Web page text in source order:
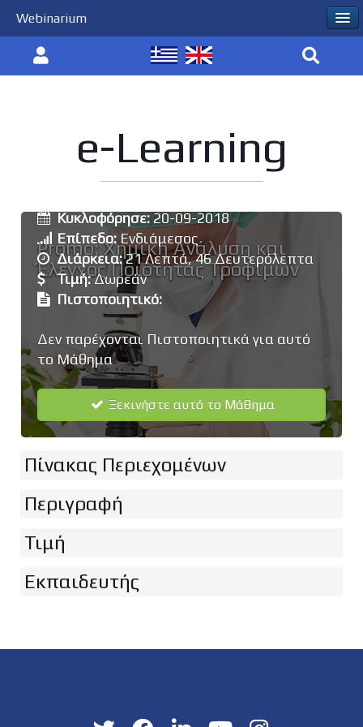
e-Learning
Promo: Χημική Ανάλυση και
Έλεγχος Ποιότητας Τροφίμων
Κυκλοφόρησε:20-09-2018
Επίπεδο: Ενδιάμεσος
Διάρκεια: 21 Λεπτά, 46 Δευτερόλεπτα
Τιμή:Δωρεάν
Πιστοποιητικό:
Δεν παρέχονται Πιστοποιητικά για αυτό
το Μάθημα
Ξεκινήστε αυτό το Μάθημα
Πίνακας Περιεχομένων
Περιγραφή
Τιμή
Εκπαιδευτής
Webinarium